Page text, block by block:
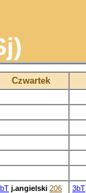
Czwartek
j.angielski 206 3bT